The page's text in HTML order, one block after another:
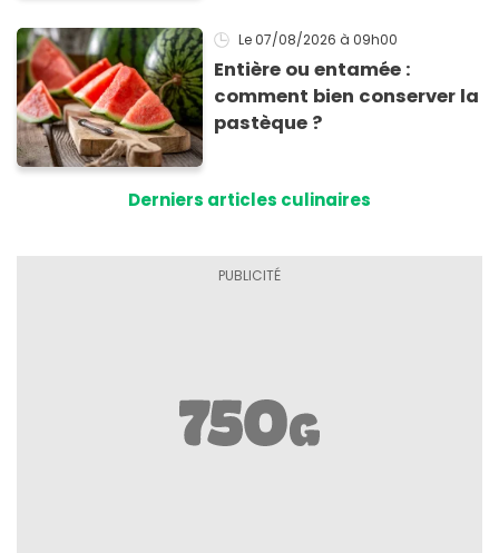
Le 07/08/2026 à 09h00
Entière ou entamée :
comment bien conserver la
pastèque ?
Derniers articles culinaires